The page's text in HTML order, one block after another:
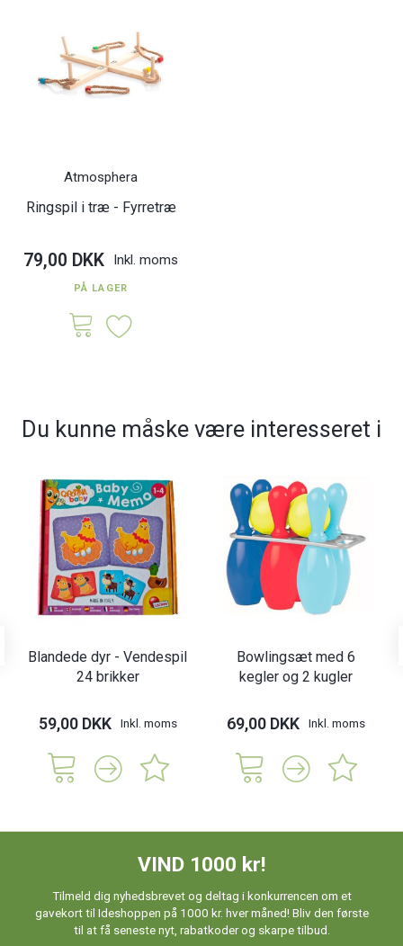
Atmosphera
Ringspil i træ - Fyrretræ
79,00 DKK Inkl. moms
PÅ LAGER
Du kunne måske være interesseret i
Blandede dyr - Vendespil
24 brikker
59,00 DKK Inkl. moms
Bowlingsæt med 6
kegler og 2 kugler
69,00 DKK Inkl. moms
VIND 1000 kr!
Tilmeld dig nyhedsbrevet og deltag i konkurrencen om et
gavekort til Ideshoppen på 1000 kr. hver måned! Bliv den første
til at få seneste nyt, rabatkoder og skarpe tilbud.